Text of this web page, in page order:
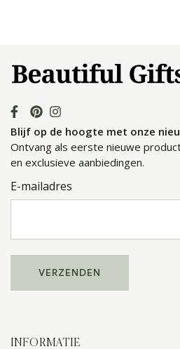
Blijf op de hoogte met onze
Ontvang als eerste nieuwe
en exclusieve aanbiedingen.
E-mailadres
INFORMATIE